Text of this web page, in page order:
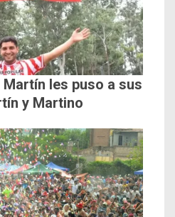
Martín les puso a sus
y Martino